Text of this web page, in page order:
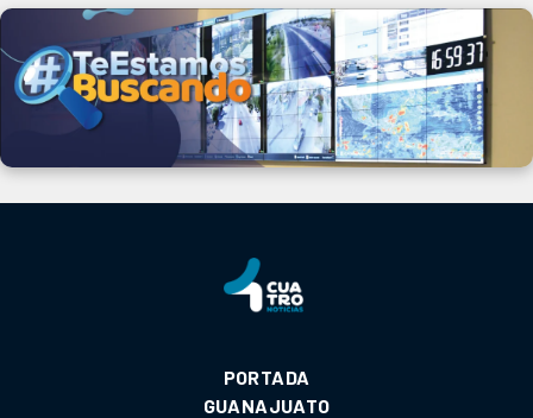
PORTADA
GUANAJUATO